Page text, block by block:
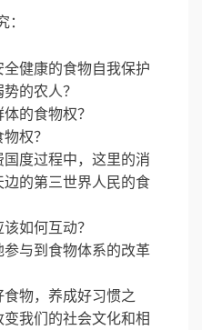
健康的食物自我保护
的农人？
的食物权？
权？
度过程中，这里的消
的第三世界人民的食
如何互动？
与到食物体系的改革
物，养成好习惯之
我们的社会文化和相